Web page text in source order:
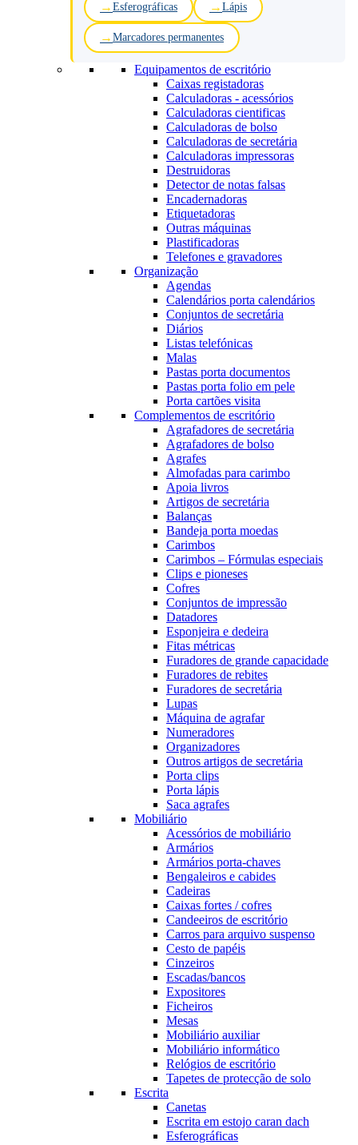
Esferográficas Lápis
Marcadores permanentes
Equipamentos de escritório
Caixas registadoras
Calculadoras - acessórios
Calculadoras cientificas
Calculadoras de bolso
Calculadoras de secretária
Calculadoras impressoras
Destruidoras
Detector de notas falsas
Encadernadoras
Etiquetadoras
Outras máquinas
Plastificadoras
Telefones e gravadores
Organização
Agendas
Calendários porta calendários
Conjuntos de secretária
Diários
Listas telefónicas
Malas
Pastas porta documentos
Pastas porta folio em pele
Porta cartões visita
Complementos de escritório
Agrafadores de secretária
Agrafadores de bolso
Agrafes
Almofadas para carimbo
Apoia livros
Artigos de secretária
Balanças
Bandeja porta moedas
Carimbos
Carimbos – Fórmulas especiais
Clips e pioneses
Cofres
Conjuntos de impressão
Datadores
Esponjeira e dedeira
Fitas métricas
Furadores de grande capacidade
Furadores de rebites
Furadores de secretária
Lupas
Máquina de agrafar
Numeradores
Organizadores
Outros artigos de secretária
Porta clips
Porta lápis
Saca agrafes
Mobiliário
Acessórios de mobiliário
Armários
Armários porta-chaves
Bengaleiros e cabides
Cadeiras
Caixas fortes / cofres
Candeeiros de escritório
Carros para arquivo suspenso
Cesto de papéis
Cinzeiros
Escadas/bancos
Expositores
Ficheiros
Mesas
Mobiliário auxiliar
Mobiliário informático
Relógios de escritório
Tapetes de protecção de solo
Escrita
Canetas
Escrita em estojo caran dach
Esferográficas